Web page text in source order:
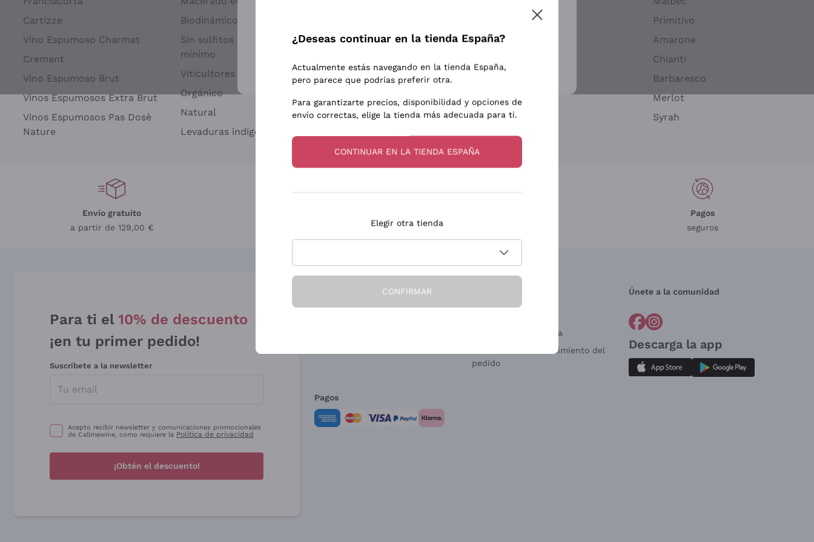
Cartizze
Vino Espumoso Charmat
Cremant
Vino Espumoso Brut
Vinos Espumosos Extra Brut
Vinos Espumosos Pas Dosè
Nature
Biodinámico
Sin sulfitos añadidos o
mínimo
Viticultores Independientes
Orgánico
Natural
Levaduras indígenas
Biondi Santi
Argiolas
Zenato
Ca' dei Frati
Sancerre
Pinot Gris
Sauvignon
Primitivo
Amarone
Chianti
Barbaresco
Merlot
Syrah
Envío gratuito
a partir de 129,00 €
Pagos
seguros
Para ti el 10% de descuento
¡en tu primer pedido!
Suscríbete a la newsletter
Acepto recibir newsletter y comunicaciones promocionales
de Callmewine, como requiere la Política de privacidad
¡Obtén el descuento!
Condiciones de Venta
Formulario de desistimiento del
pedido
Únete a la comunidad
Descarga la app
Pagos
Suscribirme
Para más información, lee nuestraPolítica de privacidad
¿Deseas continuar en la tienda España?
Actualmente estás navegando en la tienda España,
pero parece que podrías preferir otra.
Para garantizarte precios, disponibilidad y opciones de
envío correctas, elige la tienda más adecuada para ti.
CONTINUAR EN LA TIENDA ESPAÑA
Elegir otra tienda
CONFIRMAR